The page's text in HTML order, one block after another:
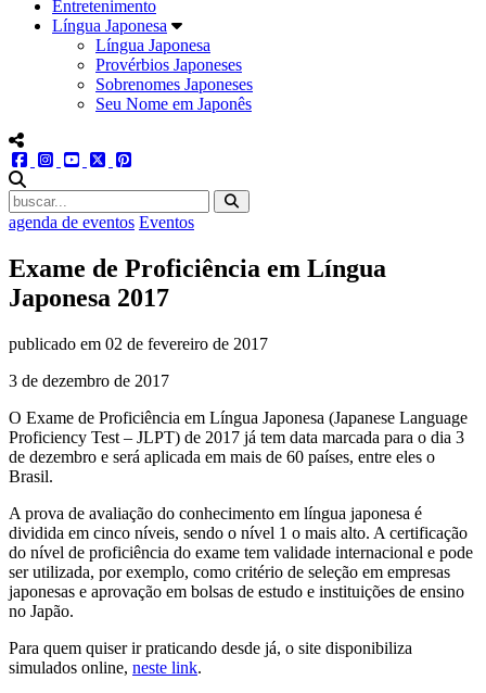
Entretenimento
Língua Japonesa
Língua Japonesa
Provérbios Japoneses
Sobrenomes Japoneses
Seu Nome em Japonês
menu redes social
facebookinstagram
youtube
twitter
agenda de eventos Eventos
Exame de Proficiência em Língua
Japonesa 2017
publicado em 02 de fevereiro de 2017
3 de dezembro de 2017
O Exame de Proficiência em Língua Japonesa (Japanese Language
Proficiency Test – JLPT) de 2017 já tem data marcada para o dia 3
de dezembro e será aplicada em mais de 60 países, entre eles o
Brasil.
A prova de avaliação do conhecimento em língua japonesa é
dividida em cinco níveis, sendo o nível 1 o mais alto. A certificação
do nível de proficiência do exame tem validade internacional e pode
ser utilizada, por exemplo, como critério de seleção em empresas
japonesas e aprovação em bolsas de estudo e instituições de ensino
no Japão.
Para quem quiser ir praticando desde já, o site disponibiliza
simulados online, neste link.